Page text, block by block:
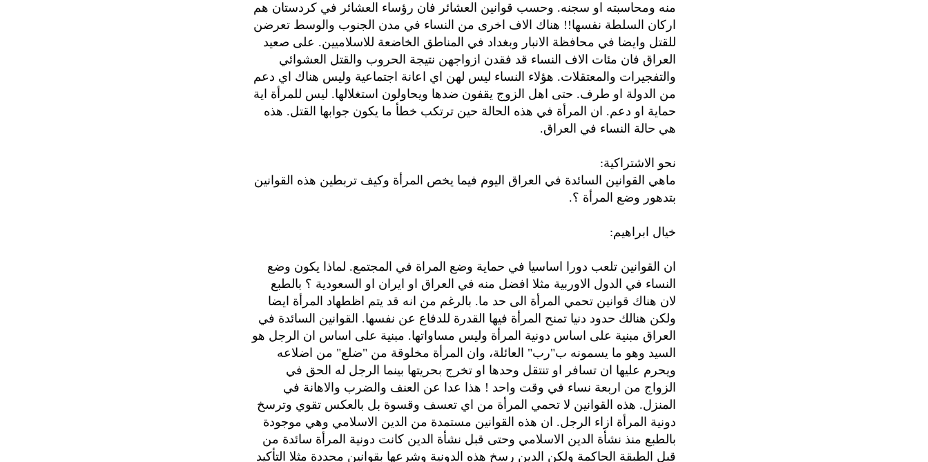
منه ومحاسبته او سجنه. وحسب قوانين العشائر فان رؤساء العشائر في كردستان هم
اركان السلطة نفسها!! هناك الاف اخرى من النساء في مدن الجنوب والوسط تعرضن
للقتل وايضا في محافظة الانبار وبغداد في المناطق الخاضعة للاسلاميين. على صعيد
العراق فان مئات الاف النساء قد فقدن ازواجهن نتيجة الحروب والقتل العشوائي
والتفجيرات والمعتقلات. هؤلاء النساء ليس لهن اي اعانة اجتماعية وليس هناك اي دعم
من الدولة او طرف. حتى اهل الزوج يقفون ضدها ويحاولون استغلالها. ليس للمرأة اية
حماية او دعم. ان المرأة في هذه الحالة حين ترتكب خطأ ما يكون جوابها القتل. هذه
هي حالة النساء في العراق.
نحو الاشتراكية:
ماهي القوانين السائدة في العراق اليوم فيما يخص المرأة وكيف تربطين هذه القوانين
بتدهور وضع المرأة ؟.
خيال ابراهيم:
ان القوانين تلعب دورا اساسيا في حماية وضع المراة في المجتمع. لماذا يكون وضع
النساء في الدول الاوربية مثلا افضل منه في العراق او ايران او السعودية ؟ بالطبع
لان هناك قوانين تحمي المرأة الى حد ما. بالرغم من انه قد يتم اظطهاد المرأة ايضا
ولكن هنالك حدود دنيا تمنح المرأة فيها القدرة للدفاع عن نفسها. القوانين السائدة في
العراق مبنية على اساس دونية المرأة وليس مساواتها. مبنية على اساس ان الرجل هو
السيد وهو ما يسمونه ب"رب" العائلة، وان المرأة مخلوقة من "ضلع" من اضلاعه
ويحرم عليها ان تسافر او تنتقل وحدها او تخرج بحريتها بينما الرجل له الحق في
الزواج من اربعة نساء في وقت واحد ! هذا عدا عن العنف والضرب والاهانة في
المنزل. هذه القوانين لا تحمي المرأة من اي تعسف وقسوة بل بالعكس تقوي وترسخ
دونية المرأة ازاء الرجل. ان هذه القوانين مستمدة من الدين الاسلامي وهي موجودة
بالطبع منذ نشأة الدين الاسلامي وحتى قبل نشأة الدين كانت دونية المرأة سائدة من
قبل الطبقة الحاكمة ولكن الدين رسخ هذه الدونية وشرعها بقوانين محددة مثلا التأكيد